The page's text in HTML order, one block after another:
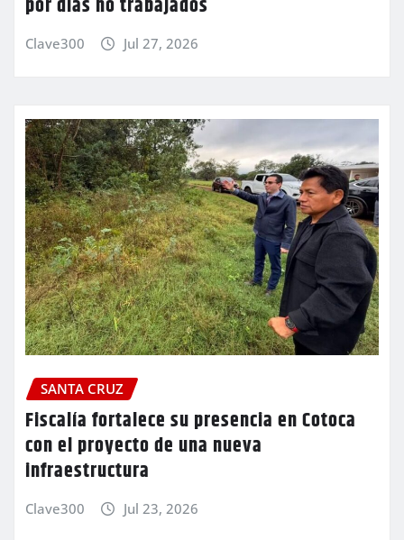
Clave300 Jul 27, 2026
SANTA CRUZ
Fiscalía fortalece su presencia en Cotoca
con el proyecto de una nueva
infraestructura
Clave300 Jul 23, 2026